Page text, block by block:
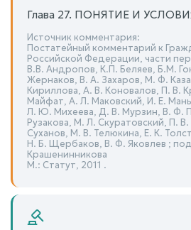
Глава 27. ПОНЯТИЕ И
Источник комментария:
Постатейный комментарий к
Российской Федерации, части
В.В. Андропов, К.П. Беляев, Б.М.
Жернаков, В. А. Захаров, М. Ф.
Кириллова, А. В. Коновалов, П. В.
Майфат, А. Л. Маковский, И. Е.
Л. Ю. Михеева, Д. В. Мурзин, В. Ф.
Рузакова, М. Л. Скуратовский, П.
Суханов, М. В. Телюкина, Е. К.
Н. Б. Щербаков, В. Ф. Яковлев ;
Крашенинникова
М.: Статут, 2011 .